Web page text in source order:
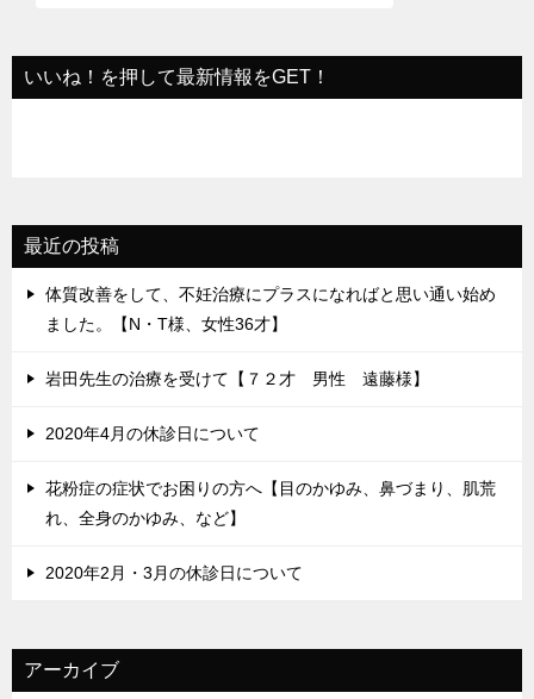
ョ
ン
いいね！を押して最新情報をGET！
最近の投稿
体質改善をして、不妊治療にプラスになればと思い通い始め
ました。【N・T様、女性36才】
岩田先生の治療を受けて【７２才 男性 遠藤様】
2020年4月の休診日について
花粉症の症状でお困りの方へ【目のかゆみ、鼻づまり、肌荒
れ、全身のかゆみ、など】
2020年2月・3月の休診日について
アーカイブ